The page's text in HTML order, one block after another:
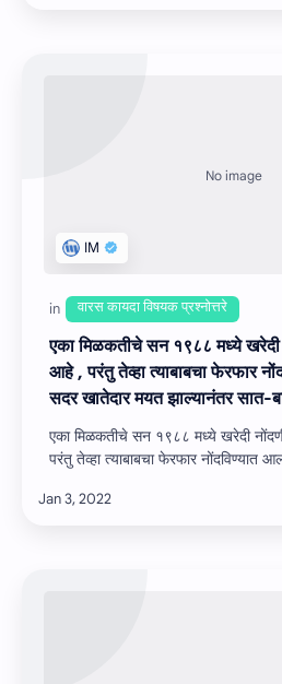
एका मिळकतीचे सन १९८८ मध्ये
आहे , परंतु तेव्हा त्‍याबाबचा फेरफार
सदर खातेदार मयत झाल्‍यानंतर सात-
दाखल झाले आहेत. आज सन १९८८
खरेदीखत सादर करून संबंधिताने फेरफार
किती वर्षे असते? या प्रकरणात काय
एका मिळकतीचे सन १९८८ मध्ये खरेदी
परंतु तेव्हा त्‍याबाबचा फेरफार नोंदविण्‍यात